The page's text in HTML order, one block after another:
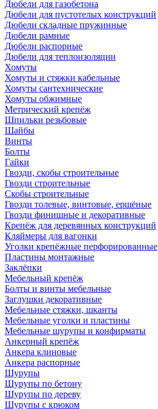
Дюбели для газобетона
Дюбели для пустотелых конструкций
Дюбели складные пружинные
Дюбели рамные
Дюбели распорные
Дюбели для теплоизоляции
Хомуты
Хомуты и стяжки кабельные
Хомуты сантехнические
Хомуты обжимные
Метрический крепёж
Шпильки резьбовые
Шайбы
Винты
Болты
Гайки
Гвозди, скобы строительные
Гвозди строительные
Скобы строительные
Гвозди толевые, винтовые, ершёные
Гвозди финишные и декоративные
Крепёж для деревянных конструкций
Кляймеры для вагонки
Уголки крепёжные перфорированные
Пластины монтажные
Заклёпки
Мебельный крепёж
Болты и винты мебельные
Заглушки декоративные
Мебельные стяжки, шканты
Мебельные уголки и пластины
Мебельные шурупы и конфирматы
Анкерный крепёж
Анкера клиновые
Анкера распорные
Шурупы
Шурупы по бетону
Шурупы по дереву
Шурупы с крюком